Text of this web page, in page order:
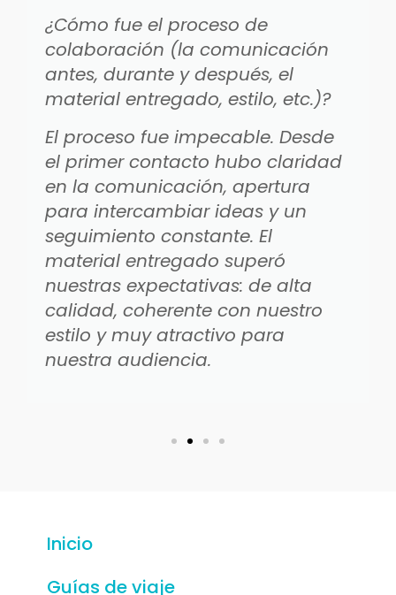
¿Cómo fue el proceso de
colaboración (la comunicación
antes, durante y después, el
material entregado, estilo, etc.)?
El proceso fue impecable. Desde
el primer contacto hubo claridad
en la comunicación, apertura
para intercambiar ideas y un
seguimiento constante. El
material entregado superó
nuestras expectativas: de alta
calidad, coherente con nuestro
estilo y muy atractivo para
nuestra audiencia.
Inicio
Guías de viaje